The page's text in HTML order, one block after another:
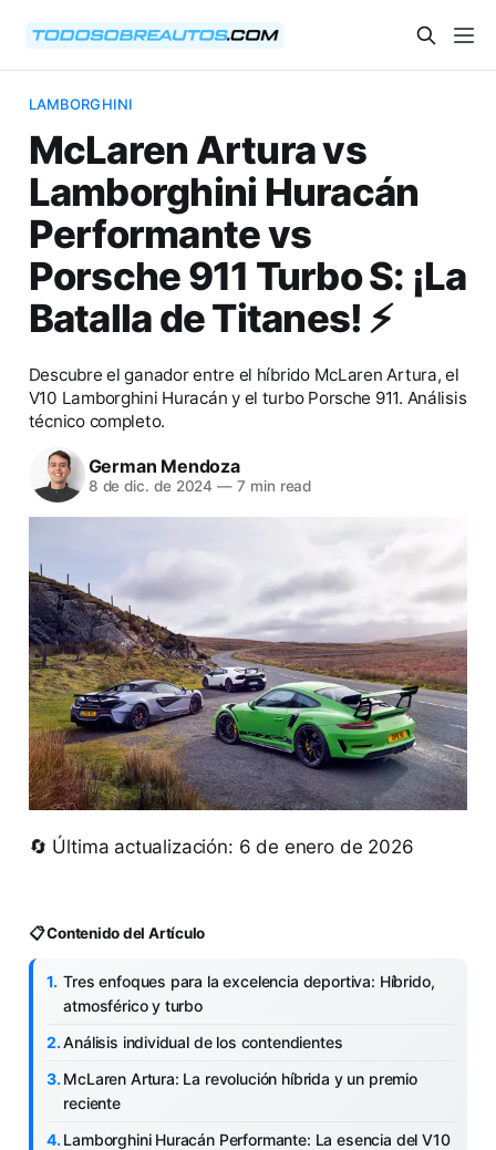
LAMBORGHINI
McLaren Artura vs
Lamborghini Huracán
Performante vs
Porsche 911 Turbo S: ¡La
Batalla de Titanes! ⚡️
Descubre el ganador entre el híbrido McLaren Artura, el
V10 Lamborghini Huracán y el turbo Porsche 911. Análisis
técnico completo.
German Mendoza
8 de dic. de 2024 — 7 min read
🔄 Última actualización: 6 de enero de 2026
📋 Contenido del Artículo
Tres enfoques para la excelencia deportiva: Híbrido,
atmosférico y turbo
Análisis individual de los contendientes
McLaren Artura: La revolución híbrida y un premio
reciente
Lamborghini Huracán Performante: La esencia del V10